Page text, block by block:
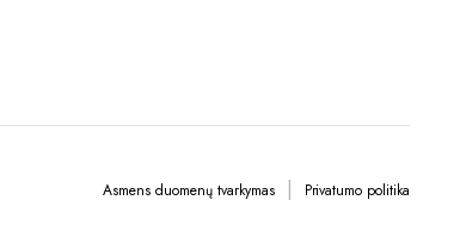
Asmens duomenų tvarkymas Privatumo politika